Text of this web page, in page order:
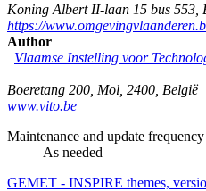
Koning Albert II-laan 15 bus 553
https://
Author
Vlaamse Instelling voor
Boeretang 200 Mol 2400 België
www.vito.be
Maintenance and update frequency
As needed
GEMET - INSPIRE themes,